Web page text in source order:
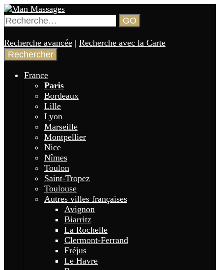
Aller
au
contenu
principal
Man Massages
Rechercher : GO
Recherche avancée | Recherche avec la Carte
France
Paris
Bordeaux
Lille
Lyon
Marseille
Montpellier
Nice
Nîmes
Toulon
Saint-Tropez
Toulouse
Autres villes françaises
Avignon
Biarritz
La Rochelle
Clermont-Ferrand
Fréjus
Le Havre